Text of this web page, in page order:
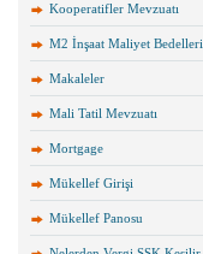
Kooperatifler Mevzuatı
M2 İnşaat Maliyet Bedelleri
Makaleler
Mali Tatil Mevzuatı
Mortgage
Mükellef Girişi
Mükellef Panosu